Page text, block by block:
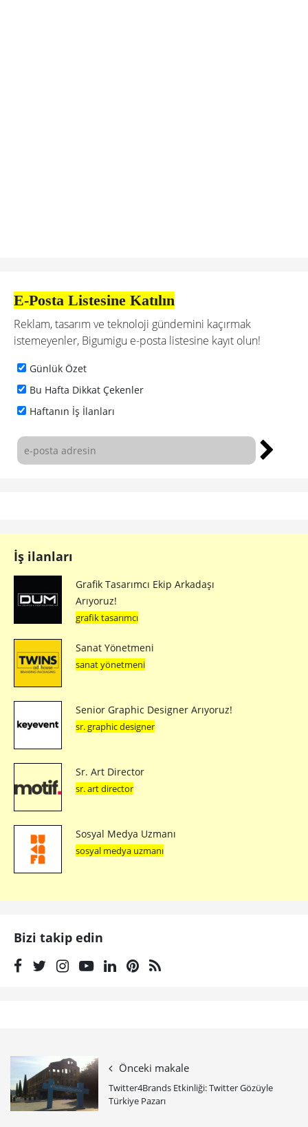
E-Posta Listesine Katılın
Reklam, tasarım ve teknoloji gündemini kaçırmak
istemeyenler, Bigumigu e-posta listesine kayıt olun!
Günlük Özet
Bu Hafta Dikkat Çekenler
Haftanın İş İlanları
İş ilanları
Grafik Tasarımcı Ekip Arkadaşı
Arıyoruz!
grafik tasarımcı
Sanat Yönetmeni
sanat yönetmeni
Senior Graphic Designer Arıyoruz!
sr. graphic designer
Sr. Art Director
sr. art director
Sosyal Medya Uzmanı
sosyal medya uzmanı
Bizi takip edin
Önceki makale
Twitter4Brands Etkinliği: Twitter Gözüyle
Türkiye Pazarı